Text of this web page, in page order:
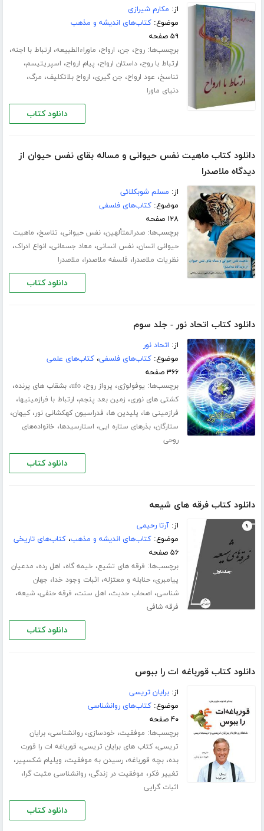
از: مکارم شیرازی
موضوع:کتاب‌های اندیشه و مذهب
۵۹ صفحه
برچسب‌ها:روح، جن، ارواح، ماوراءالطبیعه، ارتباط با اجنه،
ارتباط با روح،داستان ارواح، پیام ارواح، اسپریتیسم،
تناسخ، عود ارواح، جن گیری، ارواح بلاتکلیف، مرگ،
دنیای ماورا
دانلود کتاب
دانلود کتاب ماهیت نفس حیوانی و مساله بقای نفس حیوان از
دیدگاه ملاصدرا
از: مسلم شوبکلائی
موضوع:کتاب‌های فلسفی
۱۲۸ صفحه
برچسب‌ها:صدرالمتألهین،نفس حیوانی، تناسخ، ماهیت
حیوانی انسان،نفس انسانی، معاد جسمانی، انواع ادراک،
نظریات ملاصدرا، فلسفه ملاصدرا، ملاصدرا
دانلود کتاب
دانلود کتاب اتحاد نور - جلد سوم
از: اتحاد نور
موضوع:کتاب‌های فلسفی،کتاب‌های علمی
۳۶۶ صفحه
برچسب‌ها: یوفولوژی، پرواز روح،ufo،بشقاب های پرنده،
کشتی های نوری، زمین بعد پنجم، ارتباط با فرازمینیها،
فرازمینی ها، پلیدین ها، فدراسیون کهکشانی نور،کیهان،
ستارگان،بذرهای ستاره ایی، استارسیدها، خانواده‌های
روحی
دانلود کتاب
دانلود کتاب فرقه های شیعه
از:آرتا رحیمی
موضوع:کتاب‌های اندیشه و مذهب،کتاب‌های تاریخی
۵۶ صفحه
برچسب‌ها: فرقه های تشیع، خیمه گاه، اهل رده، مدعیان
پیامبری،حنابله و معتزله، اثبات وجود خدا، جهان
شناسی، اصحاب حدیث، اهل سنت، فرقه حنفی،شیعه،
فرقه شافی
دانلود کتاب
دانلود کتاب قورباغه ات را ببوس
از:برایان تریسی
موضوع:کتاب‌های روانشناسی
۴۰ صفحه
برچسب‌ها: موفقیت، خودسازی،روانشناسی،برایان
تریسی،کتاب های برایان تریسی، قورباغه ات را قورت
بده،بچه قورباغه،رسیدن به موفقیت، ویلیام شکسپیر،
تغییر فکر، موفقیت در زندگی،روانشناسی مثبت گرا،
اثبات گرایی
دانلود کتاب